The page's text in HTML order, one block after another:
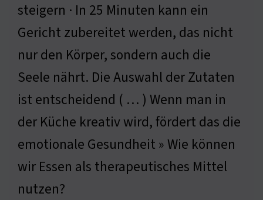
steigern · In 25 Minuten kann ein
Gericht zubereitet werden, das nicht
nur den Körper, sondern auch die
Seele nährt. Die Auswahl der Zutaten
ist entscheidend ( … ) Wenn man in
der Küche kreativ wird, fördert das die
emotionale Gesundheit » Wie können
wir Essen als therapeutisches Mittel
nutzen?